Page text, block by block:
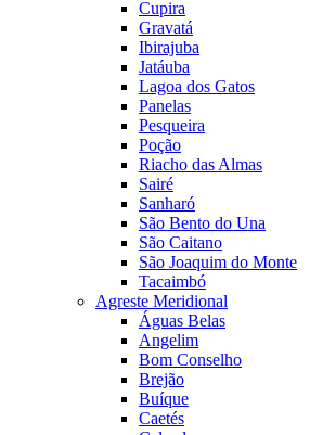
Cupira
Gravatá
Ibirajuba
Jatáuba
Lagoa dos Gatos
Panelas
Pesqueira
Poção
Riacho das Almas
Sairé
Sanharó
São Bento do Una
São Caitano
São Joaquim do Monte
Tacaimbó
Agreste Meridional
Águas Belas
Angelim
Bom Conselho
Brejão
Buíque
Caetés